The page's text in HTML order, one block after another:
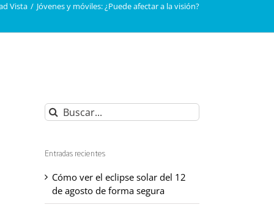
Vista / Jóvenes y móviles: ¿Puede afectar a la visión?
Buscar:
Entradas recientes
Cómo ver el eclipse solar del 12
de agosto de forma segura